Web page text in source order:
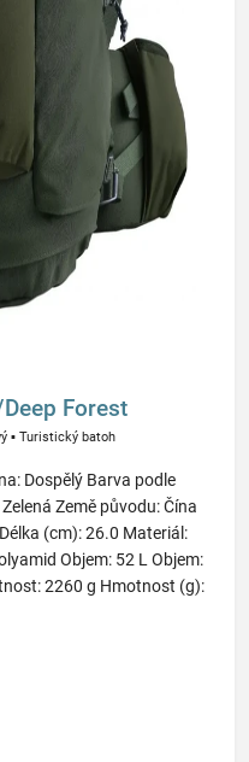
Forest
▪ Turistický batoh
Dospělý Barva podle
Země původu: Čína
(cm): 26.0 Materiál:
Objem: 52 L Objem:
2260 g Hmotnost (g):